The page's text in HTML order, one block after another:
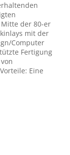
der 80-er
mit der
Computer
Fertigung
Eine